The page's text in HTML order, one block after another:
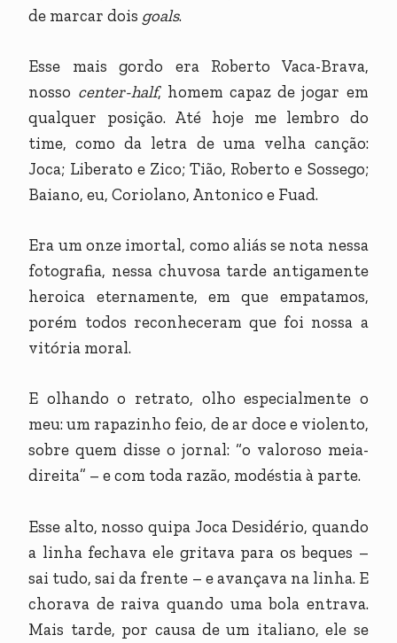
de marcar dois goals.
Esse mais gordo era Roberto Vaca-Brava,
nosso center-half, homem capaz de jogar em
qualquer posição. Até hoje me lembro do
time, como da letra de uma velha canção:
Joca; Liberato e Zico; Tião, Roberto e Sossego;
Baiano, eu, Coriolano, Antonico e Fuad.
Era um onze imortal, como aliás se nota nessa
fotografia, nessa chuvosa tarde antigamente
heroica eternamente, em que empatamos,
porém todos reconheceram que foi nossa a
vitória moral.
E olhando o retrato, olho especialmente o
meu: um rapazinho feio, de ar doce e violento,
sobre quem disse o jornal: “o valoroso meia-
direita” – e com toda razão, modéstia à parte.
Esse alto, nosso quipa Joca Desidério, quando
a linha fechava ele gritava para os beques –
sai tudo, sai da frente – e avançava na linha. E
chorava de raiva quando uma bola entrava.
Mais tarde, por causa de um italiano, ele se